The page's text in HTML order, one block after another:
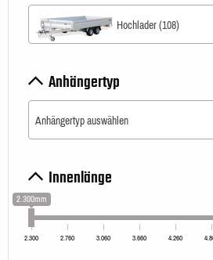
Hochlader (108)
Anhängertyp
Anhängertyp auswählen
Innenlänge
2.300mm
2.300 2.760 3.060 3.660 4.260